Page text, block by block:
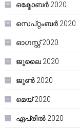
ഒക്ടോബർ 2020
സെപ്റ്റംബർ 2020
ഓഗസ്റ്റ്‌ 2020
ജൂലൈ 2020
ജൂൺ 2020
മെയ്‌ 2020
ഏപ്രിൽ 2020